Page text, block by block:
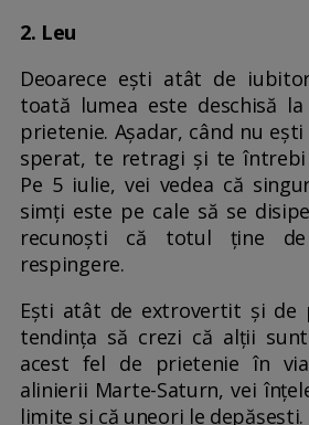
2. Leu
Deoarece ești atât de
toată lumea este deschisă
prietenie. Așadar, când nu
sperat, te retragi și te întrebi
Pe 5 iulie, vei vedea că
simți este pe cale să se
recunoști că totul ține
respingere.
Ești atât de extrovertit și de
tendința să crezi că alții
acest fel de prietenie în
alinierii Marte-Saturn, vei
limite și că uneori le depășești.